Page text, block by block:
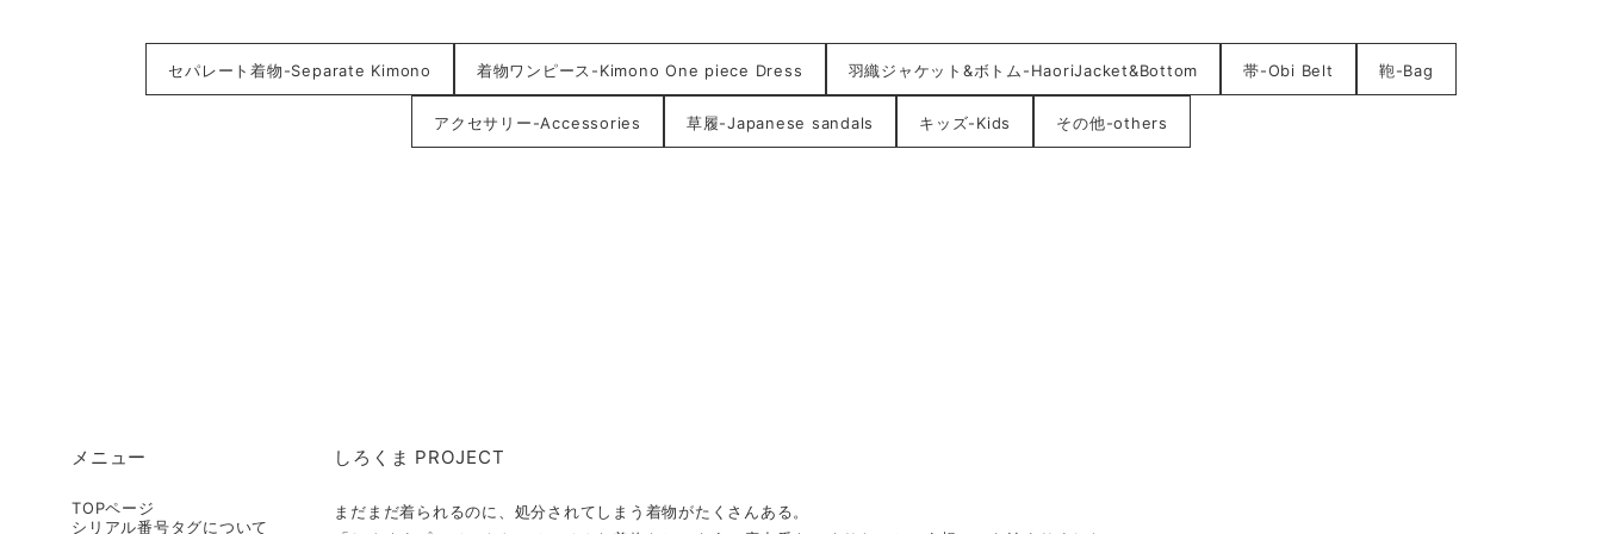
セパレート着物-Separate Kimono 着物ワンピース-Kimono One piece Dress 羽織ジャケット&ボトム-HaoriJacket&Bottom 帯-Obi Belt 鞄-Bag
アクセサリー-Accessories 草履-Japanese sandals キッズ-Kids その他-others
しろくま PROJECT
まだまだ着られるのに、処分されてしまう着物がたくさんある。
メニュー
TOPページ
シリアル番号タグについて